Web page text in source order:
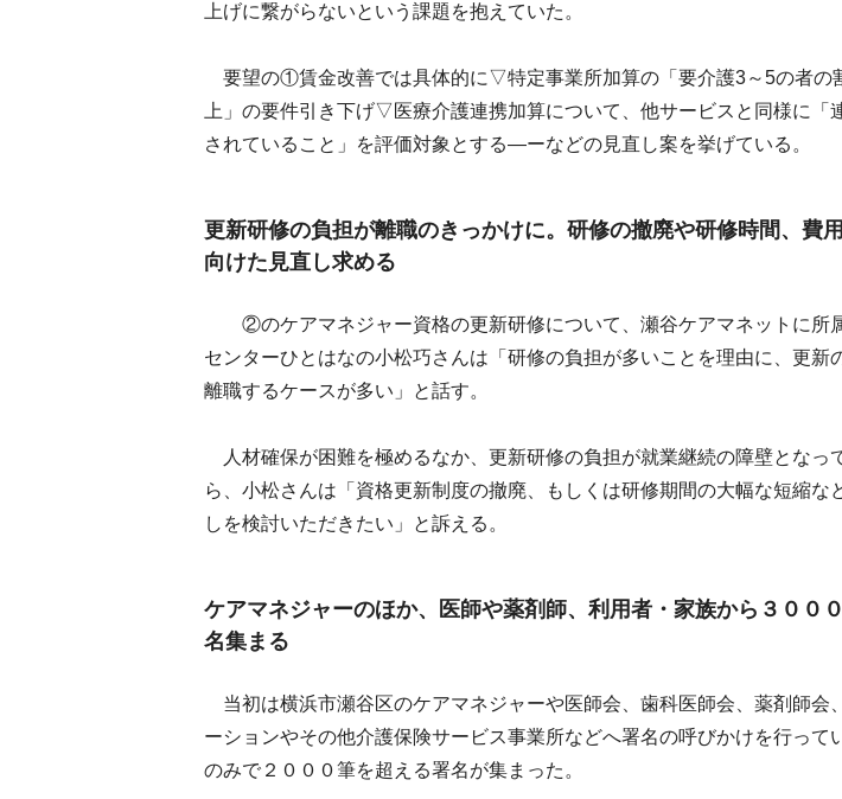
上げに繋がらないという課題を抱えていた。
要望の①賃金改善では具体的に▽特定事業所加算の「要介護3～5の者の
上」の要件引き下げ▽医療介護連携加算について、他サービスと同様に「
されていること」を評価対象とする―ーなどの見直し案を挙げている。
更新研修の負担が離職のきっかけに。研修の撤廃や研修時間、費
向けた見直し求める
②のケアマネジャー資格の更新研修について、瀬谷ケアマネットに所
センターひとはなの小松巧さんは「研修の負担が多いことを理由に、更新
離職するケースが多い」と話す。
人材確保が困難を極めるなか、更新研修の負担が就業継続の障壁となっ
ら、小松さんは「資格更新制度の撤廃、もしくは研修期間の大幅な短縮な
しを検討いただきたい」と訴える。
ケアマネジャーのほか、医師や薬剤師、利用者・家族から３００
名集まる
当初は横浜市瀬谷区のケアマネジャーや医師会、歯科医師会、薬剤師会
ーションやその他介護保険サービス事業所などへ署名の呼びかけを行って
のみで２０００筆を超える署名が集まった。